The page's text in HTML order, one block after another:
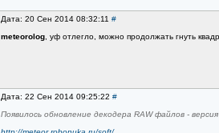
Дата: 20 Сен 2014 08:32:11 #
meteorolog , уф отлегло, можно продолжать гнуть
Дата: 22 Сен 2014 09:25:22 #
Появилось обновление декодера RAW файлов -